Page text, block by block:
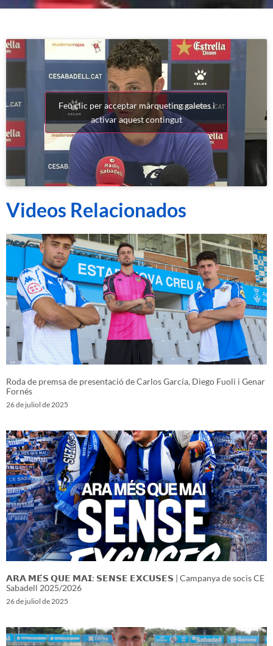
Feu clic per acceptar màrqueting galetes i
activar aquest contingut
Videos Relacionados
Roda de premsa de presentació de Carlos García, Diego Fuoli i Genar
Fornés
26 de juliol de 2025
𝗔𝗥𝗔 𝗠𝗘́𝗦 𝗤𝗨𝗘 𝗠𝗔𝗜: 𝗦𝗘𝗡𝗦𝗘 𝗘𝗫𝗖𝗨𝗦𝗘𝗦 | Campanya de socis CE
Sabadell 2025/2026
26 de juliol de 2025